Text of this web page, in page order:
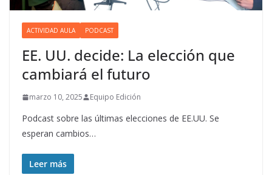
ACTIVIDAD AULA PODCAST
EE. UU. decide: La elección que
cambiará el futuro
marzo 10, 2025 Equipo Edición
Podcast sobre las últimas elecciones de EE.UU. Se
esperan cambios…
Leer más